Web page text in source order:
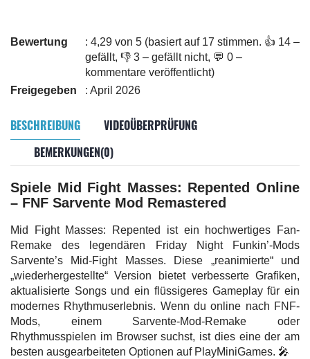
Bewertung
: 4,29 von 5 (basiert auf 17 stimmen. 👍 14 –
gefällt, 👎 3 – gefällt nicht, 💬 0 –
kommentare veröffentlicht)
Freigegeben
: April 2026
BESCHREIBUNG
VIDEOÜBERPRÜFUNG
BEMERKUNGEN(0)
Spiele Mid Fight Masses: Repented Online
– FNF Sarvente Mod Remastered
Mid Fight Masses: Repented ist ein hochwertiges Fan-
Remake des legendären Friday Night Funkin’-Mods
Sarvente’s Mid-Fight Masses. Diese „reanimierte“ und
„wiederhergestellte“ Version bietet verbesserte Grafiken,
aktualisierte Songs und ein flüssigeres Gameplay für ein
modernes Rhythmuserlebnis. Wenn du online nach FNF-
Mods, einem Sarvente-Mod-Remake oder
Rhythmusspielen im Browser suchst, ist dies eine der am
besten ausgearbeiteten Optionen auf PlayMiniGames. 🎤